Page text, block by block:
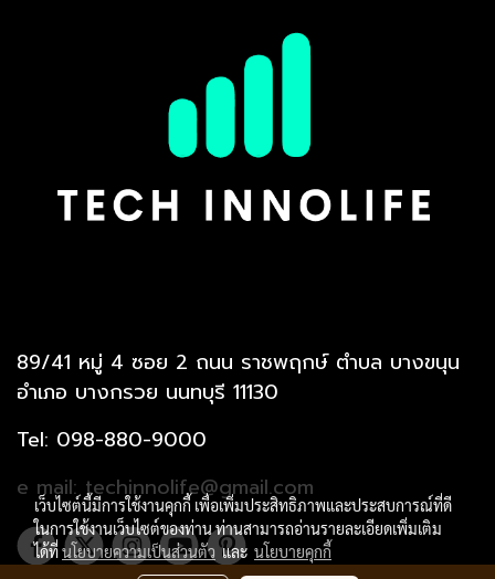
89/41 หมู่ 4 ซอย 2 ถนน ราชพฤกษ์ ตำบล บางขนุน
อำเภอ บางกรวย นนทบุรี 11130
Tel: 098-880-9000
e mail: techinnolife@gmail.com
เว็บไซต์นี้มีการใช้งานคุกกี้ เพื่อเพิ่มประสิทธิภาพและประสบการณ์ที่ดี
ในการใช้งานเว็บไซต์ของท่าน ท่านสามารถอ่านรายละเอียดเพิ่มเติม
ได้ที่นโยบายความเป็นส่วนตัว และ นโยบายคุกกี้